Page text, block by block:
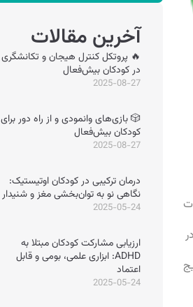
دیگر در
آخرین مقالات
🔥 پروتکل کنترل هیجان و تکانشگری
در کودکان بیش‌فعال
2025-08-27
🎲 بازی‌های وانمودی و از راه دور برای
کودکان بیش‌فعال
2025-08-27
درمان ترکیبی در کودکان اوتیستیک:
نگاهی نو به توان‌بخشی مغز و شنیدار
2025-05-24
ارزیابی مشارکت کودکان مبتلا به
ADHD: ابزاری علمی، بومی و قابل
اعتماد
2025-05-24